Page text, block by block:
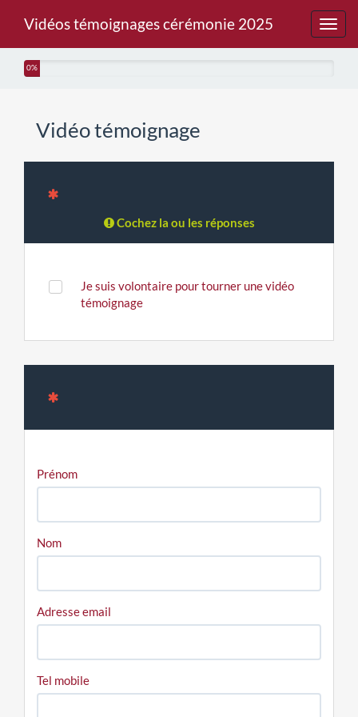
Vidéos témoignages cérémonie 2025
0%
Vidéo témoignage
Cochez la ou les réponses
Je suis volontaire pour tourner une vidéo
témoignage
Prénom
Nom
Adresse email
Tel mobile